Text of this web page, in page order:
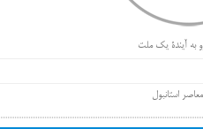
به آیندۀ یک ملت
استانبول